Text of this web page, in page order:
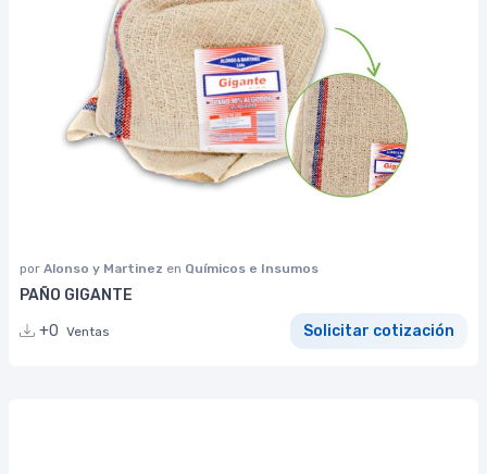
por Alonso y Martinez en Químicos e Insumos
PAÑO GIGANTE
+0 Ventas Solicitar cotización